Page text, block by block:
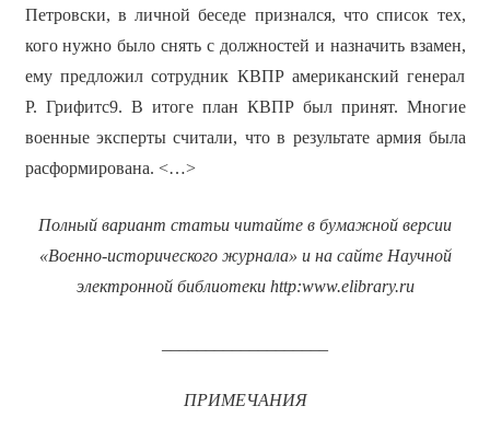
Петровски, в личной беседе признался, что список тех,
кого нужно было снять с должностей и назначить взамен,
ему предложил сотрудник КВПР американский генерал
Р. Грифитс9. В итоге план КВПР был принят. Многие
военные эксперты считали, что в результате армия была
расформирована. <…>
Полный вариант статьи читайте в бумажной версии
«Военно-исторического журнала» и на сайте Научной
электронной библиотеки http:www.elibrary.ru
ПРИМЕЧАНИЯ